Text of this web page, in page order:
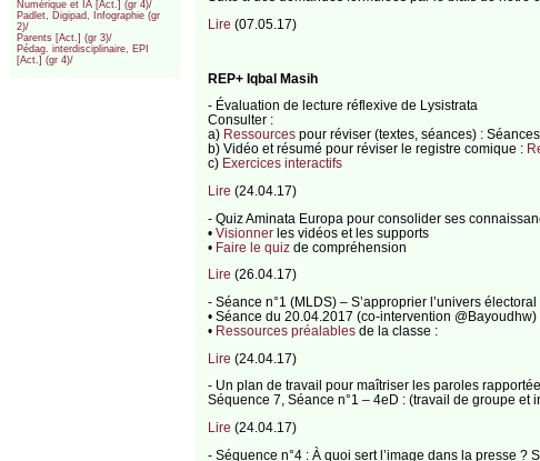
Numérique et IA [Act.] (gr 4)/
Padlet, Digipad, Infographie (gr
2)/
Parents [Act.] (gr 3)/
Pédag. interdisciplinaire, EPI
[Act.] (gr 4)/
Lire (07.05.17)
REP+ Iqbal Masih
- Évaluation de lecture réflexive de Lysistrata
Consulter :
a) Ressourcespour réviser (textes, séances) : Séances
b) Vidéo et résumé pour réviser le registre comique :
c) Exercices interactifs
Lire (24.04.17)
- Quiz Aminata Europa pour consolider ses
• Visionnerles vidéos et les supports
• Faire le quizde compréhension
Lire (26.04.17)
- Séance n°1 (MLDS) – S’approprier l’univers
• Séance du 20.04.2017 (co-intervention @Bayoudhw)
• Ressources préalablesde la classe :
Lire (24.04.17)
- Un plan de travail pour maîtriser les paroles
Séquence 7, Séance n°1 – 4eD : (travail de groupe
Lire (24.04.17)
- Séquence n°4 : À quoi sert l’image dans la presse ?